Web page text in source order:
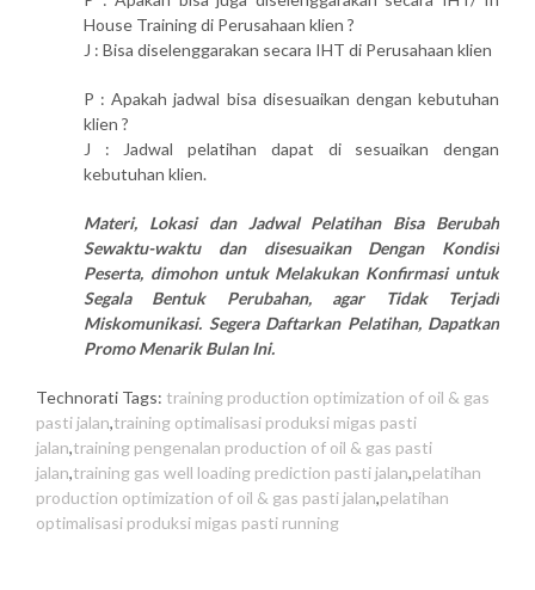
House Training di Perusahaan klien ?
J : Bisa diselenggarakan secara IHT di Perusahaan klien
P : Apakah jadwal bisa disesuaikan dengan kebutuhan
klien ?
J : Jadwal pelatihan dapat di sesuaikan dengan
kebutuhan klien.
Materi, Lokasi dan Jadwal Pelatihan Bisa Berubah
Sewaktu-waktu dan disesuaikan Dengan Kondisi
Peserta, dimohon untuk Melakukan Konfirmasi untuk
Segala Bentuk Perubahan, agar Tidak Terjadi
Miskomunikasi. Segera Daftarkan Pelatihan, Dapatkan
Promo Menarik Bulan Ini.
Technorati Tags: training production optimization of oil & gas
pasti jalan,training optimalisasi produksi migas pasti
jalan,training pengenalan production of oil & gas pasti
jalan,training gas well loading prediction pasti jalan,pelatihan
production optimization of oil & gas pasti jalan,pelatihan
optimalisasi produksi migas pasti running